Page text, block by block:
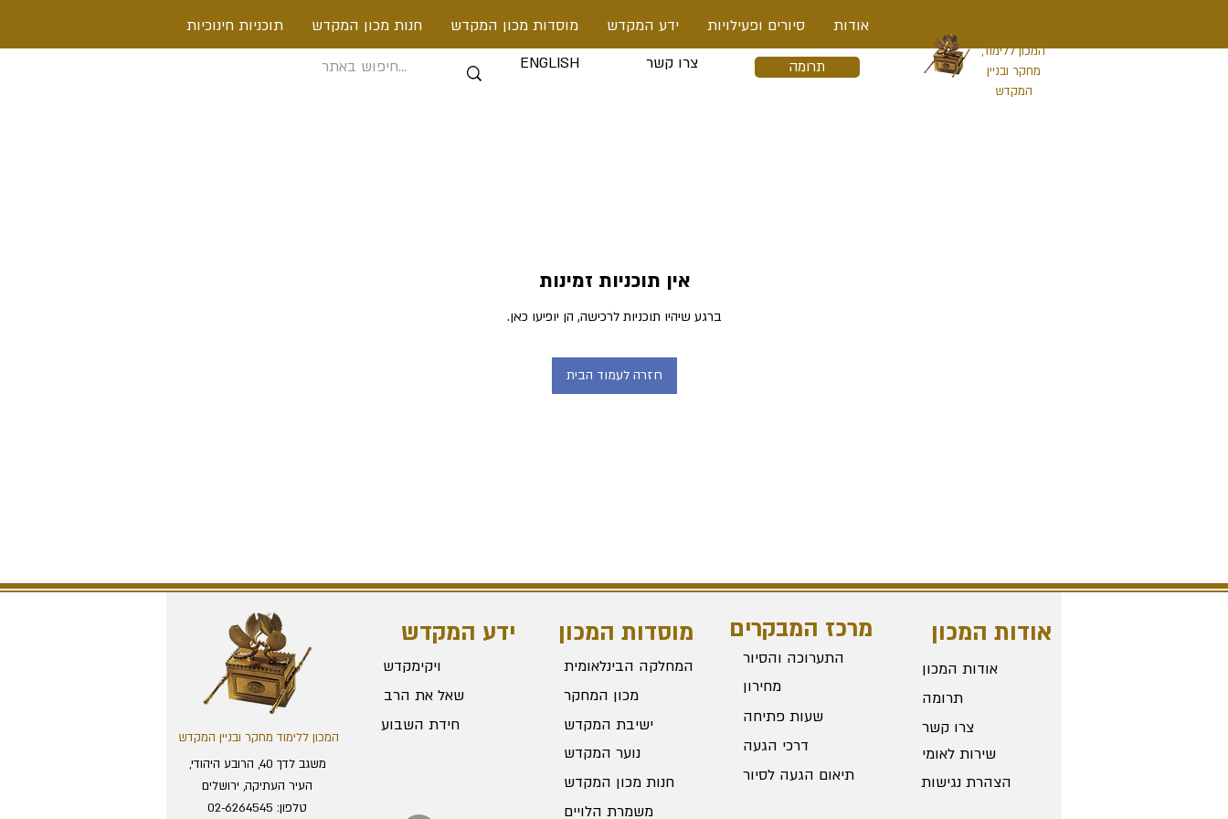
אודות סיורים ופעילויות ידע המקדש מוסדות מכון המקדש חנות מכון המקדש
תוכניות חינוכיות
ENGLISH
צרו קשר תרומה
המכון ללימוד,
מחקר ובניין
המקדש
אין תוכניות זמינות
ברגע שיהיו תוכניות לרכישה, הן יופיעו כאן.
חזרה לעמוד הבית
המכון ללימוד מחקר ובניין המקדש
משגב לדך 40, הרובע היהודי,
העיר העתיקה, ירושלים
טלפון: 02-6264545
ידע המקדש
ויקימקדש
שאל את הרב
חידת השבוע
מוסדות המכון
המחלקה הבינלאומית
מכון המחקר
ישיבת המקדש
נוער המקדש
חנות מכון המקדש
מרכז המבקרים
התערוכה והסיור
מחירון
שעות פתיחה
דרכי הגעה
תיאום הגעה לסיור
אודות המכון
אודות המכון
תרומה
צרו קשר
שירות לאומי
הצהרת נגישות
משמרת הלויים